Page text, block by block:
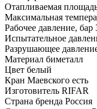
Отапливаемая
Максимальная
Рабочее давление, бар
Испытательное
Разрушающее
Материал биметалл
Цвет белый
Кран Маевского есть
Изготовитель RIFAR
Страна бренда Россия